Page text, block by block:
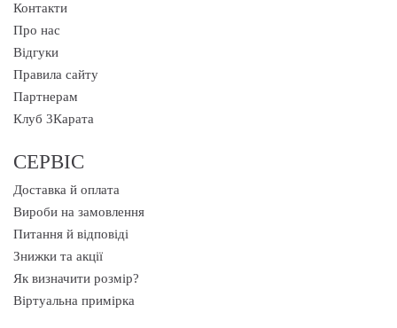
Контакти
Про нас
Відгуки
Правила сайту
Партнерам
Клуб 3Карата
СЕРВІС
Доставка й оплата
Вироби на замовлення
Питання й відповіді
Знижки та акції
Як визначити розмір?
Віртуальна примірка